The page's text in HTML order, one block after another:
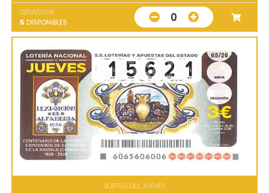
13/08/2026
5 DISPONIBLES 0
SORTEO DEL JUEVES